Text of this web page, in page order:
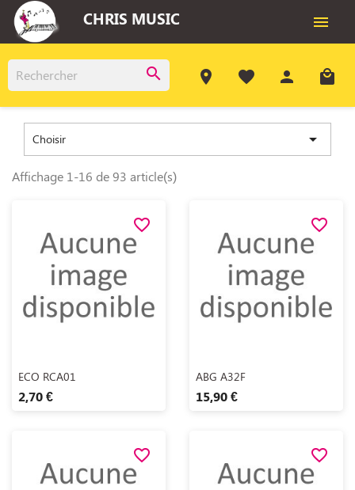
CHRIS MUSIC 
search room favorite person local_mall
Choisir 
Affichage 1-16 de 93 article(s)
Aperçu rapide
ECO RCA01
2,70 €
favorite_border
Aperçu rapide
ABG A32F
15,90 €
favorite_border
favorite_border favorite_border